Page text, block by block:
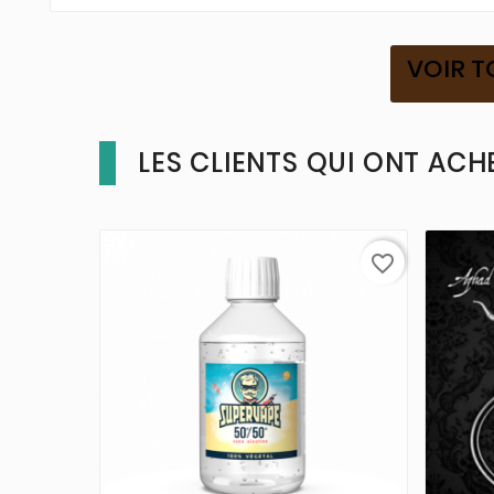
VOIR
LES CLIENTS QUI ONT
favorite_border